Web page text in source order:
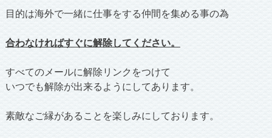
目的は海外で一緒に仕事をする仲間を集める事の為
合わなければすぐに解除してください。
すべてのメールに解除リンクをつけて
いつでも解除が出来るようにしてあります。
素敵なご縁があることを楽しみにしております。